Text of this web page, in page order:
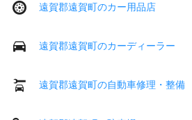
遠賀郡遠賀町のカー用品店
遠賀郡遠賀町のカーディーラー
遠賀郡遠賀町の自動車修理・整備